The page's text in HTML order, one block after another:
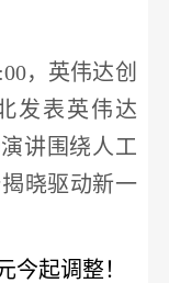
， 英伟达创
发表英伟达
讲围绕人工
晓驱动新一
今起调整！